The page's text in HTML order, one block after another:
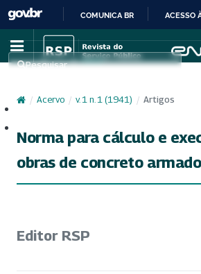
IR
PARA
CONTEÚDO
COMUNICA BR ACESSO
Pesquisar
/ Acervo / v. 1 n. 1 (1941) / Artigos
Norma para cálculo e
obras de concreto armado
Editor RSP